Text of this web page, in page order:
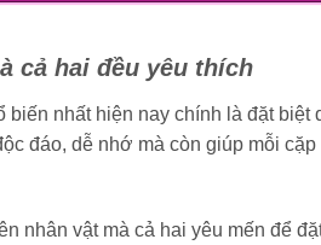
cả hai đều yêu thích
nhất hiện nay chính là đặt biệt
đáo, dễ nhớ mà còn giúp mỗi cặp
nhân vật mà cả hai yêu mến để